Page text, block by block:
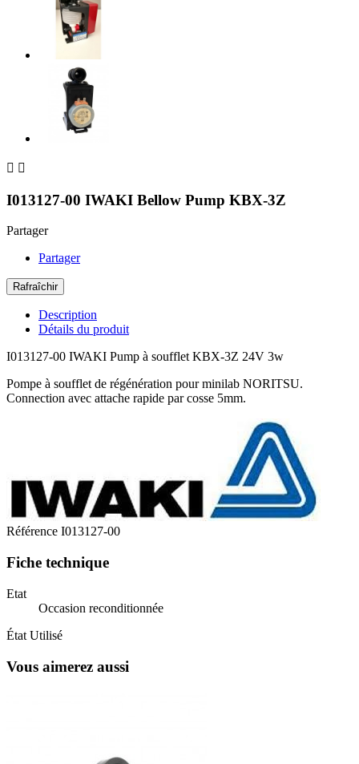
 
I013127-00 IWAKI Bellow Pump KBX-3Z
Partager
Partager
Description
Détails du produit
I013127-00 IWAKI Pump à soufflet KBX-3Z 24V 3w
Pompe à soufflet de régénération pour minilab NORITSU.
Connection avec attache rapide par cosse 5mm.
Référence I013127-00
Fiche technique
Etat
Occasion reconditionnée
État Utilisé
Vous aimerez aussi